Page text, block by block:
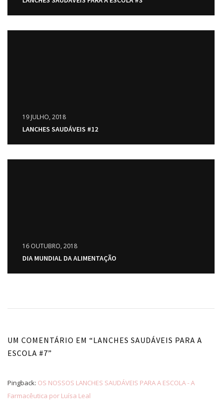
19 JULHO, 2018
LANCHES SAUDÁVEIS #12
16 OUTUBRO, 2018
DIA MUNDIAL DA ALIMENTAÇÃO
UM COMENTÁRIO EM “LANCHES SAUDÁVEIS PARA A
ESCOLA #7”
Pingback: OS NOSSOS LANCHES SAUDÁVEIS PARA A ESCOLA - A
Farmacêutica por Luísa Leal